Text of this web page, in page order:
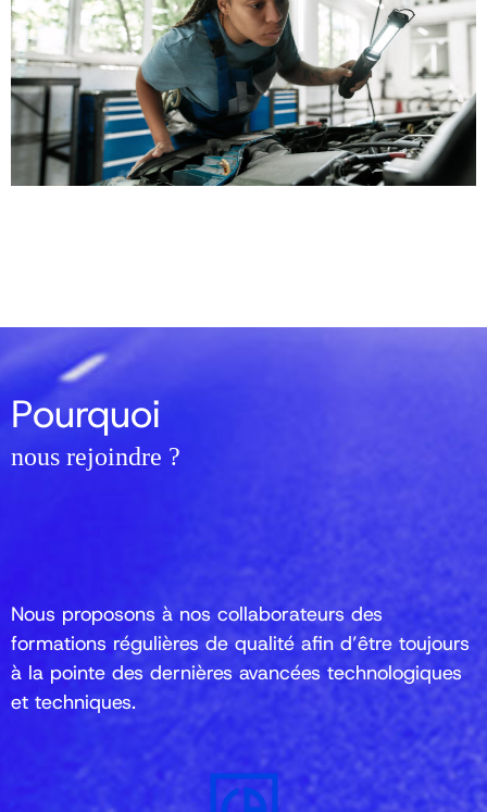
Pourquoi
nous rejoindre ?
Nous proposons à nos collaborateurs des
formations régulières de qualité afin d’être toujours
à la pointe des dernières avancées technologiques
et techniques.